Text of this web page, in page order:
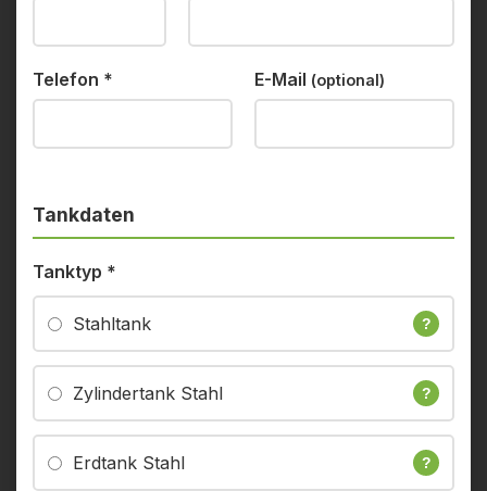
Telefon * E-Mail (optional)
Tankdaten
Tanktyp *
Stahltank ?
Zylindertank Stahl ?
Erdtank Stahl ?